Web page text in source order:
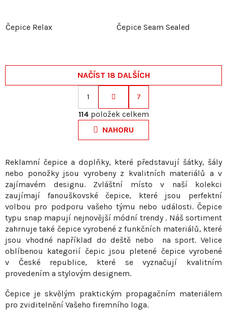
Čepice Relax Čepice Seam Sealed
O
v
l
á
a
c
í
p
r
v
k
y
v
ý
p
i
NAČÍST 18 DALŠÍCH
S
t
r
á
k
o
v
á
n
í
1 7
114položek celkem
NAHORU
Reklamní čepice a doplňky, které představují šátky, šály
nebo ponožky jsou vyrobeny z kvalitních materiálů a v
zajímavém designu. Zvláštní místo v naší kolekci
zaujímají fanouškovské čepice, které jsou perfektní
volbou pro podporu vašeho týmu nebo události. Čepice
typu snap mapují nejnovější módní trendy . Náš sortiment
zahrnuje také čepice vyrobené z funkčních materiálů, které
jsou vhodné například do deště nebo na sport. Velice
oblíbenou kategorií čepic jsou pletené čepice vyrobené
v České republice, které se vyznačují kvalitním
provedením a stylovým designem.
Čepice je skvělým praktickým propagačním materiálem
pro zviditelnění Vašeho firemního loga.